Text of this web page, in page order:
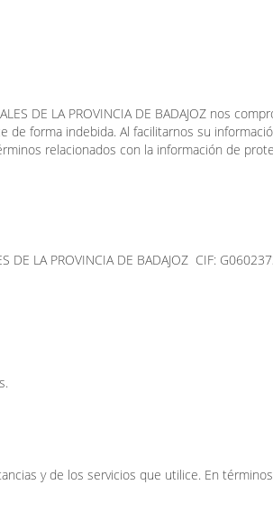
DE LA PROVINCIA DE BADAJOZ nos
forma indebida. Al facilitarnos su
relacionados con la información de
DE LA PROVINCIA DE BADAJOZ CIF:
y de los servicios que utilice. En